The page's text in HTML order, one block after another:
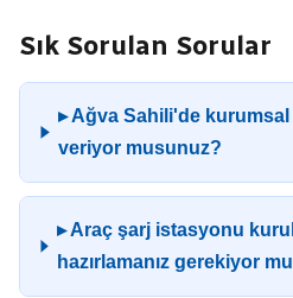
Sık Sorulan Sorular
▸ Ağva Sahili'de
veriyor musunuz?
▸ Araç şarj istasyonu
hazırlamanız gerekiyor